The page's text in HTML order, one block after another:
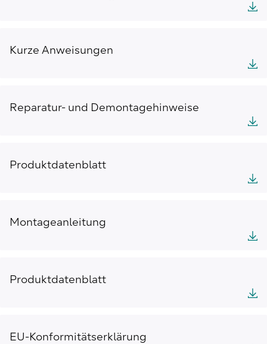
Kurze Anweisungen
Reparatur- und Demontagehinweise
Produktdatenblatt
Montageanleitung
Produktdatenblatt
EU-Konformitätserklärung